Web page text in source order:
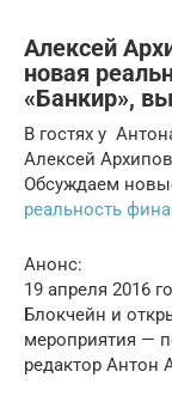
Алексей
новая
«Банкир»,
В гостях у
Алексей
Обсуждаем
реальность
Анонс:
19 апреля 2016
Блокчейн и
мероприятия —
редактор Антон